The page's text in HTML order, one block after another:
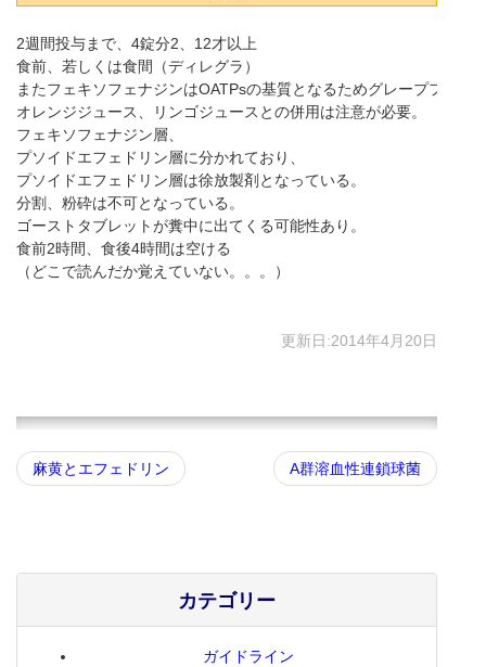
2週間投与まで、4錠分2、12才以上
食前、若しくは食間（ディレグラ）
またフェキソフェナジンはOATPsの基質となるためグレープフルー
オレンジジュース、リンゴジュースとの併用は注意が必要。
フェキソフェナジン層、
プソイドエフェドリン層に分かれており、
プソイドエフェドリン層は徐放製剤となっている。
分割、粉砕は不可となっている。
ゴーストタブレットが糞中に出てくる可能性あり。
食前2時間、食後4時間は空ける
（どこで読んだか覚えていない。。。）
更新日:2014年4月20日
麻黄とエフェドリン A群溶血性連鎖球菌
カテゴリー
ガイドライン